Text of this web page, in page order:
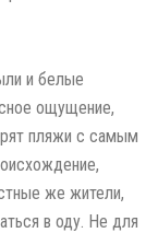
и белые
ощущение,
пляжи с самым
же жители,
в оду. Не для